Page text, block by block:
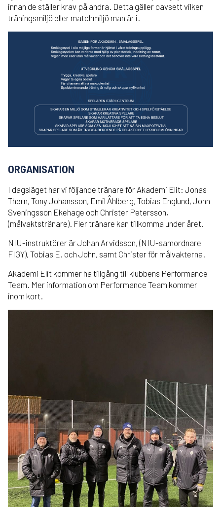
innan de ställer krav på andra. Detta gäller oavsett vilken
träningsmiljö eller matchmiljö man är i.
ORGANISATION
I dagsläget har vi följande tränare för Akademi Elit: Jonas
Thern, Tony Johansson, Emil Åhlberg, Tobias Englund, John
Sveningsson Ekehage och Christer Petersson,
(målvaktstränare). Fler tränare kan tillkomma under året.
NIU-instruktörer är Johan Arvidsson, (NIU-samordnare
FIGY), Tobias E. och John, samt Christer för målvakterna.
Akademi Elit kommer ha tillgång till klubbens Performance
Team. Mer information om Performance Team kommer
inom kort.